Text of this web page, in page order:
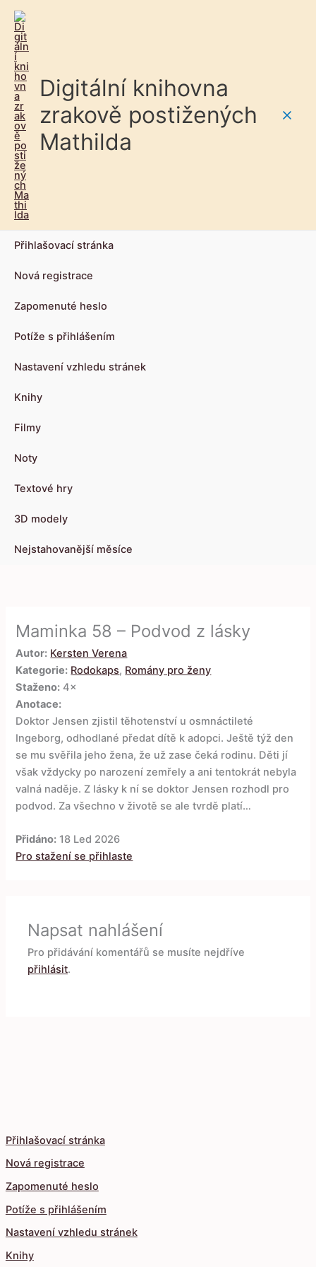
Digitální knihovna
zrakově postižených
Mathilda
Přihlašovací stránka
Nová registrace
Zapomenuté heslo
Potíže s přihlášením
Nastavení vzhledu stránek
Knihy
Filmy
Noty
Textové hry
3D modely
Nejstahovanější měsíce
Přihlašovací stránka
Nová registrace
Zapomenuté heslo
Potíže s přihlášením
Nastavení vzhledu stránek
Knihy
Maminka 58 – Podvod z lásky
Autor: Kersten Verena
Kategorie: Rodokaps, Romány pro ženy
Staženo: 4×
Anotace:
Doktor Jensen zjistil těhotenství u osmnáctileté
Ingeborg, odhodlané předat dítě k adopci. Ještě týž den
se mu svěřila jeho žena, že už zase čeká rodinu. Děti jí
však vždycky po narození zemřely a ani tentokrát nebyla
valná naděje. Z lásky k ní se doktor Jensen rozhodl pro
podvod. Za všechno v životě se ale tvrdě platí…
Přidáno: 18 Led 2026
Pro stažení se přihlaste
Napsat nahlášení
Pro přidávání komentářů se musíte nejdříve
přihlásit.